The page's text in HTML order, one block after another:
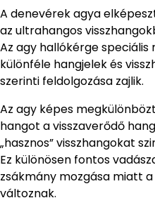
A denevérek agya
az ultrahangos
Az agy hallókérge
különféle hangjelek és
szerinti feldolgozása zajlik.
Az agy képes
hangot a visszaverődő
„hasznos” visszhangokat
Ez különösen fontos
zsákmány mozgása miatt
változnak.